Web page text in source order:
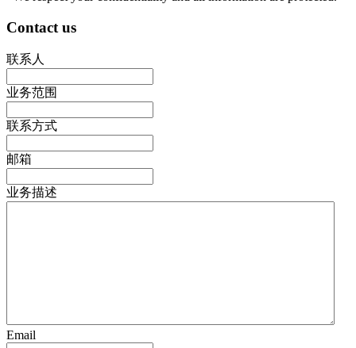
Contact us
联系人
业务范围
联系方式
邮箱
业务描述
Email